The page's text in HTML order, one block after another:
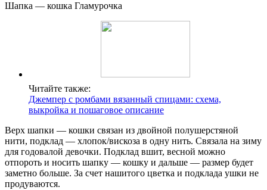
Шапка — кошка Гламурочка
Читайте также:
Джемпер с ромбами вязанный спицами: схема,
выкройка и пошаговое описание
Верх шапки — кошки связан из двойной полушерстяной
нити, подклад — хлопок/вискоза в одну нить. Связала на зиму
для годовалой девочки. Подклад вшит, весной можно
отпороть и носить шапку — кошку и дальше — размер будет
заметно больше. За счет нашитого цветка и подклада ушки не
продуваются.